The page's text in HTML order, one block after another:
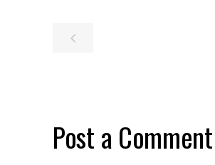
Post a Comment